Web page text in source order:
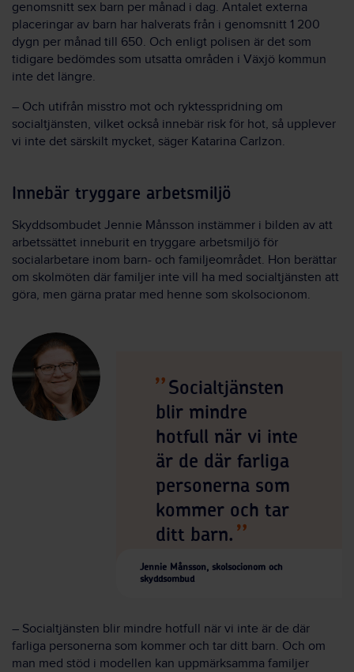
genomsnitt sex barn per månad i dag. Antalet externa
placeringar av barn har halverats från i genomsnitt 1 200
dygn per månad till 650. Och enligt polisen är det som
tidigare bedömdes som utsatta områden i Växjö kommun
inte det längre.
– Och utifrån misstro mot och ryktesspridning om
socialtjänsten, vilket också innebär risk för hot, så upplever
vi inte det särskilt mycket, säger Katarina Carlzon.
Innebär tryggare arbetsmiljö
Skyddsombudet Jennie Månsson instämmer i bilden av att
arbetssättet inneburit en tryggare arbetsmiljö för
socialarbetare inom barn- och familjeområdet. Hon berättar
om skolmöten där familjer inte vill ha med socialtjänsten att
göra, men gärna pratar med henne som skolsocionom.
Socialtjänsten
blir mindre
hotfull när vi inte
är de där farliga
personerna som
kommer och tar
ditt barn.
Jennie Månsson, skolsocionom och
skyddsombud
– Socialtjänsten blir mindre hotfull när vi inte är de där
farliga personerna som kommer och tar ditt barn. Och om
man med stöd i modellen kan uppmärksamma familjer